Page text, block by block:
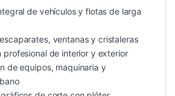
de vehículos y flotas de larga
ventanas y cristaleras
profesional de interior y exterior
de equipos, maquinaria y